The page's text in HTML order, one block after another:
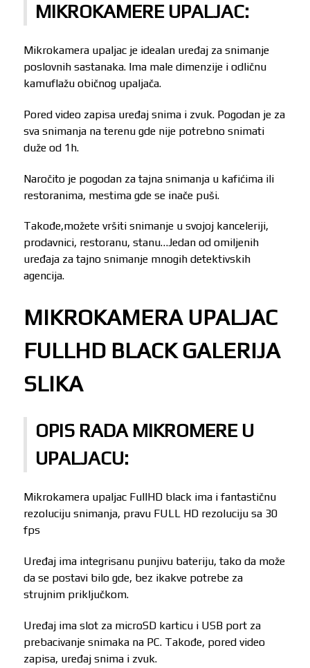
MIKROKAMERE UPALJAC:
Mikrokamera upaljac je idealan uređaj za snimanje
poslovnih sastanaka. Ima male dimenzije i odličnu
kamuflažu običnog upaljača.
Pored video zapisa uređaj snima i zvuk. Pogodan je za
sva snimanja na terenu gde nije potrebno snimati
duže od 1h.
Naročito je pogodan za tajna snimanja u kafićima ili
restoranima, mestima gde se inače puši.
Takođe,možete vršiti snimanje u svojoj kanceleriji,
prodavnici, restoranu, stanu…Jedan od omiljenih
uređaja za tajno snimanje mnogih detektivskih
agencija.
MIKROKAMERA UPALJAC
FULLHD BLACK GALERIJA
SLIKA
OPIS RADA MIKROMERE U
UPALJACU:
Mikrokamera upaljac FullHD black ima i fantastičnu
rezoluciju snimanja, pravu FULL HD rezoluciju sa 30
fps
Uređaj ima integrisanu punjivu bateriju, tako da može
da se postavi bilo gde, bez ikakve potrebe za
strujnim priključkom.
Uređaj ima slot za microSD karticu i USB port za
prebacivanje snimaka na PC. Takođe, pored video
zapisa, uređaj snima i zvuk.